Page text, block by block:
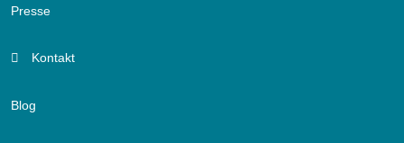
Presse
Kontakt
Blog